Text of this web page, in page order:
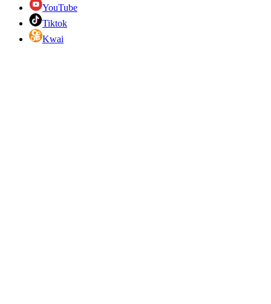
YouTube
Tiktok
Kwai